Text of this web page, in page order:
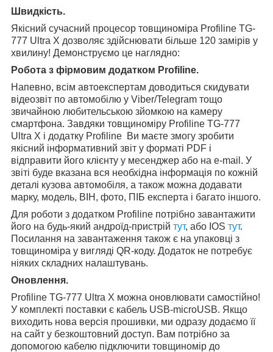
Швидкість.
Якісний сучасний процесор товщиноміра Profiline TG-
777 Ultra X дозволяє здійснювати більше 120 замірів у
хвилину! Демонструємо це наглядно:
Робота з фірмовим додатком Profiline.
Напевно, всім автоекспертам доводиться скидувати
відеозвіт по автомобілю у Viber/Telegram тощо
звичайною любительською зйомкою на камеру
смартфона. Завдяки товщиноміру Profiline TG-777
Ultra X і додатку Profiline Ви маєте змогу зробити
якісний інформативний звіт у форматі PDF і
відправити його клієнту у месенджер або на e-mail. У
звіті буде вказана вся необхідна інформація по кожній
деталі кузова автомобіля, а також можна додавати
марку, модель, ВІН, фото, ПІБ експерта і багато іншого.
Для роботи з додатком Profiline потрібно завантажити
його на будь-який андроїд-пристрій тут, або IOS тут.
Посилання на завантаження також є на упаковці з
товщиноміра у вигляді QR-коду. Додаток не потребує
ніяких складних налаштувань.
Оновлення.
Profiline TG-777 Ultra X можна оновлювати самостійно!
У комплекті поставки є кабель USB-microUSB. Якщо
виходить нова версія прошивки, ми одразу додаємо її
на сайт у безкоштовний доступ. Вам потрібно за
допомогою кабелю підключити товщиномір до